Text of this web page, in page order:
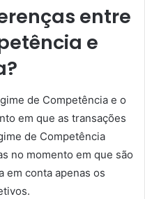
entre
e
de Competência e o
em que as transações
de Competência
no momento em que são
em conta apenas os